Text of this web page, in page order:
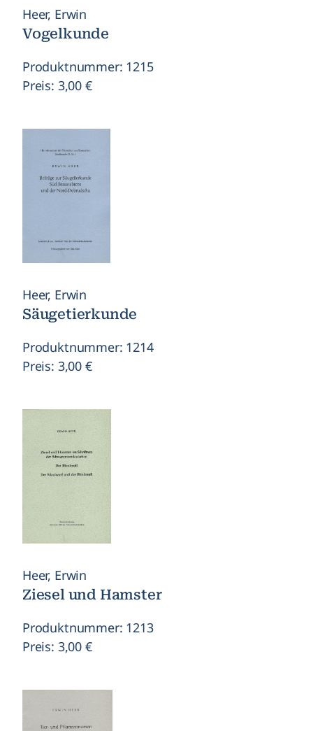
Heer, Erwin
Vogelkunde
Produktnummer: 1215
Preis: 3,00 €
Heer, Erwin
Säugetierkunde
Produktnummer: 1214
Preis: 3,00 €
Heer, Erwin
Ziesel und Hamster
Produktnummer: 1213
Preis: 3,00 €